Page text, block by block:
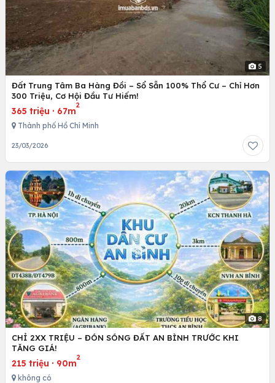
5
Đất Trung Tâm Ba Hàng Đồi – Sổ Sẵn 100% Thổ Cư – Chỉ Hơn
300 Triệu, Cơ Hội Đầu Tư Hiếm!
365 triệu · 67m
2
Thành phố Hồ Chí Minh
23/03/2026
8
CHỈ 2XX TRIỆU – ĐÓN SÓNG ĐẤT AN BÌNH TRƯỚC KHI
TĂNG GIÁ!
215 triệu · 90m
2
không có